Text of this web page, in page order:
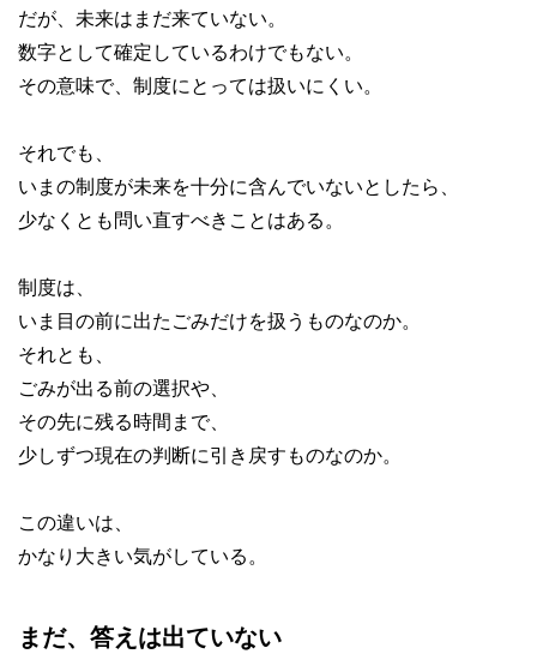
だが、未来はまだ来ていない。
数字として確定しているわけでもない。
その意味で、制度にとっては扱いにくい。
それでも、
いまの制度が未来を十分に含んでいないとしたら、
少なくとも問い直すべきことはある。
制度は、
いま目の前に出たごみだけを扱うものなのか。
それとも、
ごみが出る前の選択や、
その先に残る時間まで、
少しずつ現在の判断に引き戻すものなのか。
この違いは、
かなり大きい気がしている。
まだ、答えは出ていない